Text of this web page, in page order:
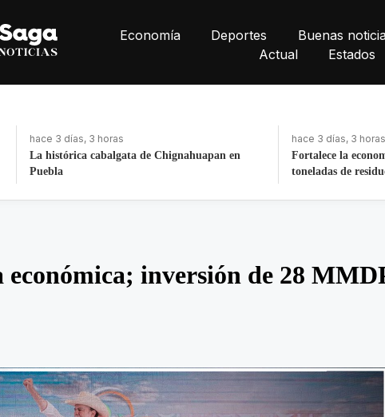
Economía Deportes Buenas
Actual
Estados
hace 3 días, 3 horas
La histórica cabalgata de Chignahuapan en
Puebla
hace 3 días, 3 horas
Fortalece la
toneladas de
inversión de 28